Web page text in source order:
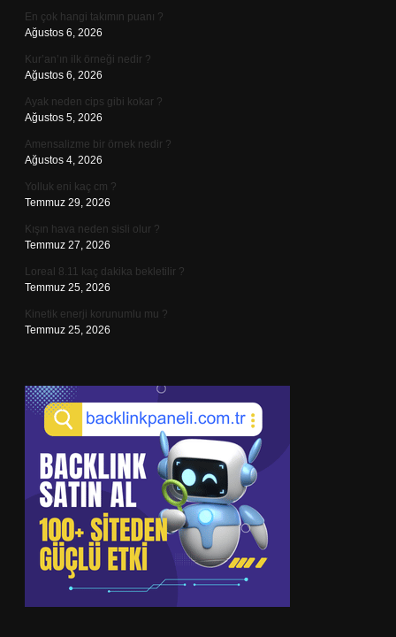
En çok hangi takımın puanı ?
Ağustos 6, 2026
Kur’an’ın ilk örneği nedir ?
Ağustos 6, 2026
Ayak neden cips gibi kokar ?
Ağustos 5, 2026
Amensalizme bir örnek nedir ?
Ağustos 4, 2026
Yolluk eni kaç cm ?
Temmuz 29, 2026
Kışın hava neden sisli olur ?
Temmuz 27, 2026
Loreal 8.11 kaç dakika bekletilir ?
Temmuz 25, 2026
Kinetik enerji korunumlu mu ?
Temmuz 25, 2026